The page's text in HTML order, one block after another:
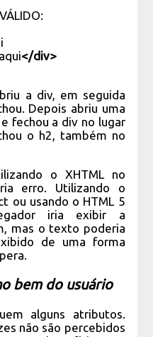
</div>
a div, em seguida
Depois abriu uma
fechou a div no lugar
o h2, também no
o XHTML no
erro. Utilizando o
ou usando o HTML 5
iria exibir a
mas o texto poderia
de uma forma
bem do usuário
alguns atributos.
não são percebidos